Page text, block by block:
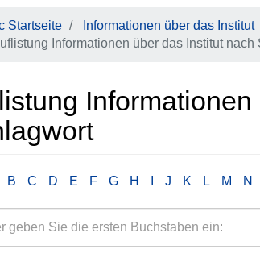
Startseite
Informationen über das Institut
Informationen über das Institut nach
B C D E F G H J K L M N